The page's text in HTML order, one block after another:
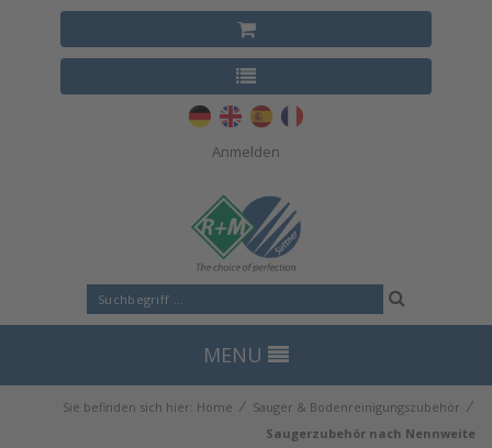
Anmelden
MENU
Sie befinden sich hier: Home ⁄ Sauger & Bodenreinigungszubehör ⁄
Saugerzubehör nach Nennweite